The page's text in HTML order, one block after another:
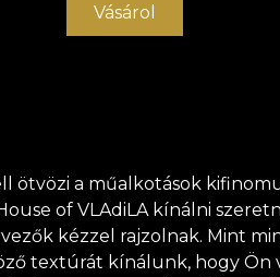
Vásárol
ötvözi a műalkotások
of VLAdiLA kínálni
kézzel rajzolnak. Mint
textúrát kínálunk, hogy Ön